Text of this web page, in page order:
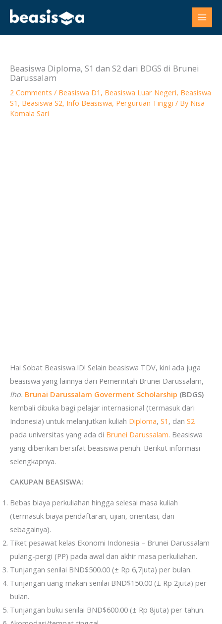
content
Beasiswa Diploma, S1 dan S2 dari BDGS di Brunei
Darussalam
2 Comments / Beasiswa D1 , Beasiswa Luar Negeri, Beasiswa
S1 , Beasiswa S2, Info Beasiswa, Perguruan Tinggi / By Nisa
Komala Sari
Hai Sobat Beasiswa.ID! Selain beasiswa TDV, kini ada juga
beasiswa yang lainnya dari Pemerintah Brunei Darussalam,
lho. Brunai Darussalam Goverment Scholarship (BDGS)
kembali dibuka bagi pelajar internasional (termasuk dari
Indonesia) untuk melanjutkan kuliah Diploma, S1 , dan S2
pada universitas yang ada di Brunei Darussalam. Beasiswa
yang diberikan bersifat beasiswa penuh. Berikut informasi
selengkapnya.
CAKUPAN BEASISWA:
Bebas biaya perkuliahan hingga selesai masa kuliah
(termasuk biaya pendaftaran, ujian, orientasi, dan
sebagainya).
Tiket pesawat kelas Ekonomi Indonesia – Brunei Darussalam
pulang-pergi (PP) pada awal dan akhir masa perkuliahan.
Tunjangan senilai BND$500.00 (± Rp 6,7juta) per bulan.
Tunjangan uang makan senilai BND$150.00 (± Rp 2juta) per
bulan.
Tunjangan buku senilai BND$600.00 (± Rp 8juta) per tahun.